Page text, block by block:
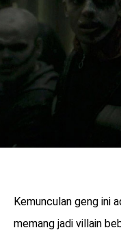
Kemunculan geng ini
memang jadi villain